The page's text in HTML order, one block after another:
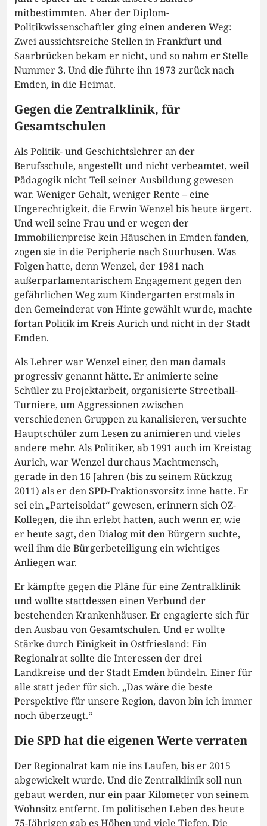
mitbestimmten. Aber der Diplom-
Politikwissenschaftler ging einen anderen Weg:
Zwei aussichtsreiche Stellen in Frankfurt und
Saarbrücken bekam er nicht, und so nahm er Stelle
Nummer 3. Und die führte ihn 1973 zurück nach
Emden, in die Heimat.
Gegen die Zentralklinik, für
Gesamtschulen
Als Politik- und Geschichtslehrer an der
Berufsschule, angestellt und nicht verbeamtet, weil
Pädagogik nicht Teil seiner Ausbildung gewesen
war. Weniger Gehalt, weniger Rente – eine
Ungerechtigkeit, die Erwin Wenzel bis heute ärgert.
Und weil seine Frau und er wegen der
Immobilienpreise kein Häuschen in Emden fanden,
zogen sie in die Peripherie nach Suurhusen. Was
Folgen hatte, denn Wenzel, der 1981 nach
außerparlamentarischem Engagement gegen den
gefährlichen Weg zum Kindergarten erstmals in
den Gemeinderat von Hinte gewählt wurde, machte
fortan Politik im Kreis Aurich und nicht in der Stadt
Emden.
Als Lehrer war Wenzel einer, den man damals
progressiv genannt hätte. Er animierte seine
Schüler zu Projektarbeit, organisierte Streetball-
Turniere, um Aggressionen zwischen
verschiedenen Gruppen zu kanalisieren, versuchte
Hauptschüler zum Lesen zu animieren und vieles
andere mehr. Als Politiker, ab 1991 auch im Kreistag
Aurich, war Wenzel durchaus Machtmensch,
gerade in den 16 Jahren (bis zu seinem Rückzug
2011) als er den SPD-Fraktionsvorsitz inne hatte. Er
sei ein „Parteisoldat“ gewesen, erinnern sich OZ-
Kollegen, die ihn erlebt hatten, auch wenn er, wie
er heute sagt, den Dialog mit den Bürgern suchte,
weil ihm die Bürgerbeteiligung ein wichtiges
Anliegen war.
Er kämpfte gegen die Pläne für eine Zentralklinik
und wollte stattdessen einen Verbund der
bestehenden Krankenhäuser. Er engagierte sich für
den Ausbau von Gesamtschulen. Und er wollte
Stärke durch Einigkeit in Ostfriesland: Ein
Regionalrat sollte die Interessen der drei
Landkreise und der Stadt Emden bündeln. Einer für
alle statt jeder für sich. „Das wäre die beste
Perspektive für unsere Region, davon bin ich immer
noch überzeugt.“
Die SPD hat die eigenen Werte verraten
Der Regionalrat kam nie ins Laufen, bis er 2015
abgewickelt wurde. Und die Zentralklinik soll nun
gebaut werden, nur ein paar Kilometer von seinem
Wohnsitz entfernt. Im politischen Leben des heute
75-Jährigen gab es Höhen und viele Tiefen. Die